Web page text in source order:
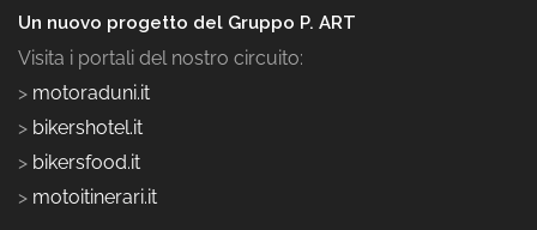
Un nuovo progetto del Gruppo P. ART
Visita i portali del nostro circuito:
> motoraduni.it
> bikershotel.it
> bikersfood.it
> motoitinerari.it